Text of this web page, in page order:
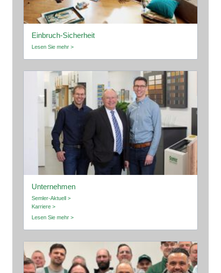
Einbruch-Sicherheit
Lesen Sie mehr >
Unternehmen
Semler-Aktuell >
Karriere >
Lesen Sie mehr >